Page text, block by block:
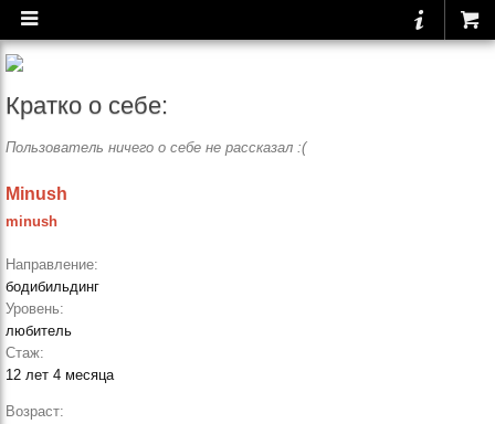
Кратко о себе:
Пользователь ничего о себе не рассказал :(
Minush
minush
Направление:
бодибильдинг
Уровень:
любитель
Стаж:
12 лет 4 месяца
Возраст: